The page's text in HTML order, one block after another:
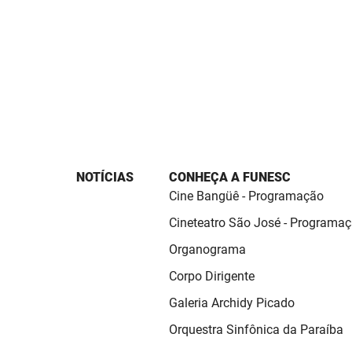
NOTÍCIAS
CONHEÇA A FUNESC
Cine Bangüê - Programação
Cineteatro São José -
Organograma
Corpo Dirigente
Galeria Archidy Picado
Orquestra Sinfônica da Paraíba